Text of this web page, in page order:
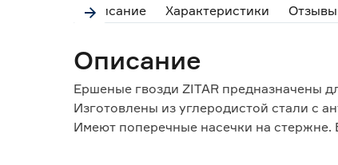
Описание Характеристики Отзывы
Описание
Ершеные гвозди ZITAR предназначены
Изготовлены из углеродистой стали с
Имеют поперечные насечки на стержне.